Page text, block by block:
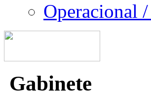
Operacional
Gabinete